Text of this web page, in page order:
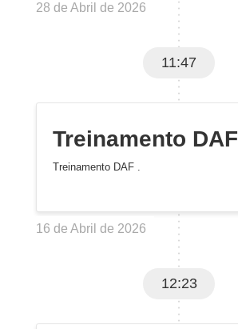
28 de Abril de 2026
11:47
Treinamento DAF
Treinamento DAF .
16 de Abril de 2026
12:23